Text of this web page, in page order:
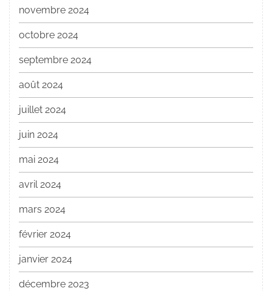
novembre 2024
octobre 2024
septembre 2024
août 2024
juillet 2024
juin 2024
mai 2024
avril 2024
mars 2024
février 2024
janvier 2024
décembre 2023